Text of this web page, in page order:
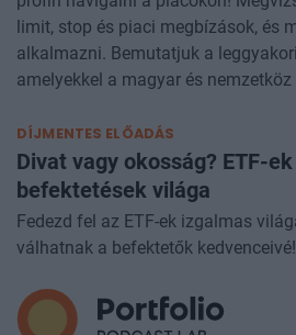
limit, stop és piaci megbízások, és
alkalmazni. Bemutatjuk a
amelyekkel a magyar és nemzetköz
DÍJMENTES ELŐADÁS
Divat vagy okosság? ETF-
befektetések világa
Fedezd fel az ETF-ek izgalmas
válhatnak a befektetők kedvenceivé!